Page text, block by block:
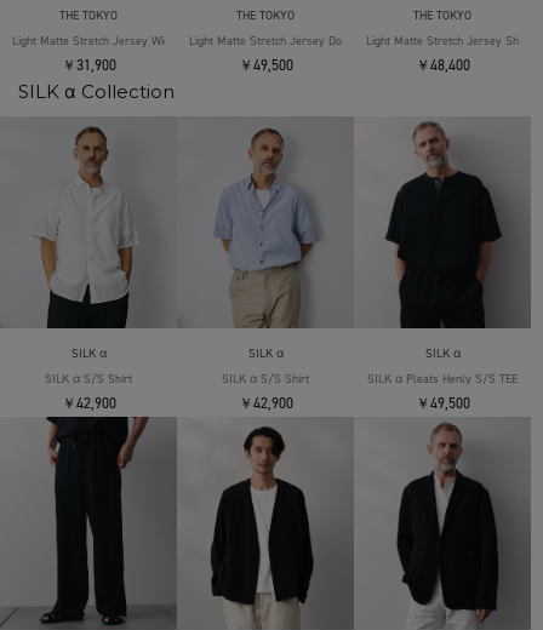
THE TOKYO
Light Matte Stretch Jersey Wide Tapered Pants
￥31,900
THE TOKYO
Light Matte Stretch Jersey Double Jacket
￥49,500
THE TOKYO
Light Matte Stretch Jersey Shape
￥48,400
SILK α Collection
SILK α
SILK α S/S Shirt
￥42,900
SILK α
SILK α S/S Shirt
￥42,900
SILK α
SILK α Pleats Henly S/S TEE
￥49,500